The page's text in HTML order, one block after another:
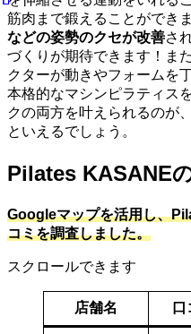
筋肉まで鍛えることができ
などの姿勢のクセが改善さ
づくりが期待できます！ま
クターが動きやフォームを
本格的なマシンピラティス
クの両方を叶えられるのが
といえるでしょう。
Pilates KASANE
Googleマップを活用し、
コミを調査しました。
スクロールできます
店舗名